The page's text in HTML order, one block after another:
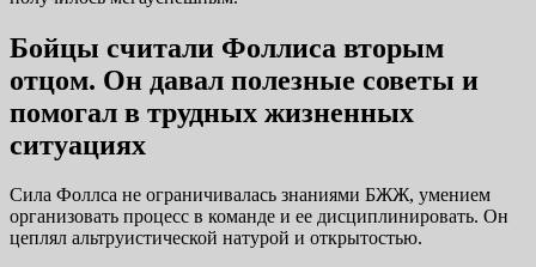
Бойцы считали Фоллиса вторым
отцом. Он давал полезные советы и
помогал в трудных жизненных
ситуациях
Сила Фоллса не ограничивалась знаниями БЖЖ, умением
организовать процесс в команде и ее дисциплинировать. Он
цеплял альтруистической натурой и открытостью.